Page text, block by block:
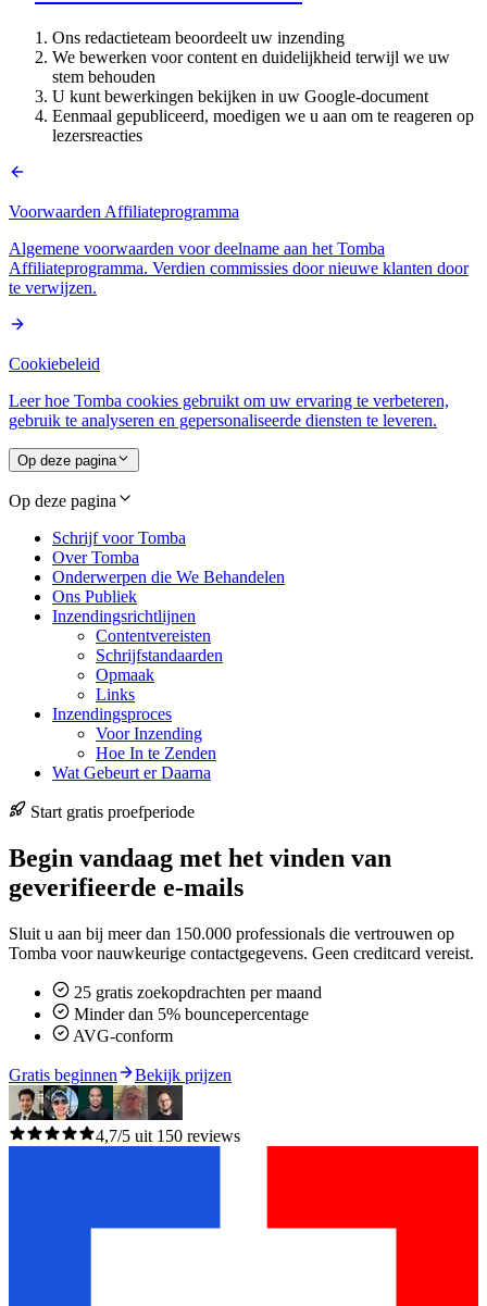
Ons redactieteam beoordeelt uw inzending
We bewerken voor content en duidelijkheid terwijl we uw
stem behouden
U kunt bewerkingen bekijken in uw Google-document
Eenmaal gepubliceerd, moedigen we u aan om te reageren op
lezersreacties
Voorwaarden Affiliateprogramma
Algemene voorwaarden voor deelname aan het Tomba
Affiliateprogramma. Verdien commissies door nieuwe klanten door
te verwijzen.
Cookiebeleid
Leer hoe Tomba cookies gebruikt om uw ervaring te verbeteren,
gebruik te analyseren en gepersonaliseerde diensten te leveren.
Op deze pagina
Op deze pagina
Schrijf voor Tomba
Over Tomba
Onderwerpen die We Behandelen
Ons Publiek
Inzendingsrichtlijnen
Contentvereisten
Schrijfstandaarden
Opmaak
Links
Inzendingsproces
Voor Inzending
Hoe In te Zenden
Wat Gebeurt er Daarna
Start gratis proefperiode
Begin vandaag met het vinden van
geverifieerde e-mails
Sluit u aan bij meer dan 150.000 professionals die vertrouwen op
Tomba voor nauwkeurige contactgegevens. Geen creditcard vereist.
25 gratis zoekopdrachten per maand
Minder dan 5% bouncepercentage
AVG-conform
Gratis beginnen Bekijk prijzen
4,7/5 uit 150 reviews